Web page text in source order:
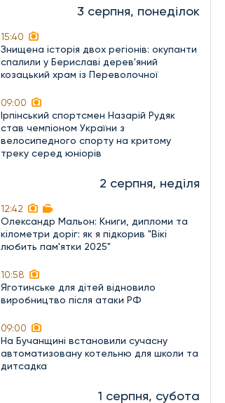
3 серпня, понеділок
15:40
Знищена історія двох регіонів: окупанти
спалили у Бериславі дерев'яний
козацький храм із Переволочної
09:00
Ірпінський спортсмен Назарій Рудяк
став чемпіоном України з
велосипедного спорту на критому
треку серед юніорів
2 серпня, неділя
12:42
Олександр Мальон: Книги, дипломи та
кілометри доріг: як я підкорив "Вікі
любить пам'ятки 2025"
10:58
Яготинське для дітей відновило
виробництво після атаки РФ
09:00
На Бучанщині встановили сучасну
автоматизовану котельню для школи та
дитсадка
1 серпня, субота